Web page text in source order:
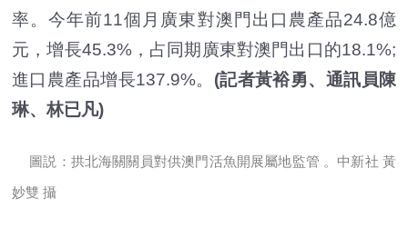
率。今年前11個月廣東對澳門出口農產品24.8億
元，增長45.3%，占同期廣東對澳門出口的18.1%;
進口農產品增長137.9%。 (記者黃裕勇、通訊員陳
琳、林已凡)
圖説：拱北海關關員對供澳門活魚開展屬地監管 。中新社 黃
妙雙 攝